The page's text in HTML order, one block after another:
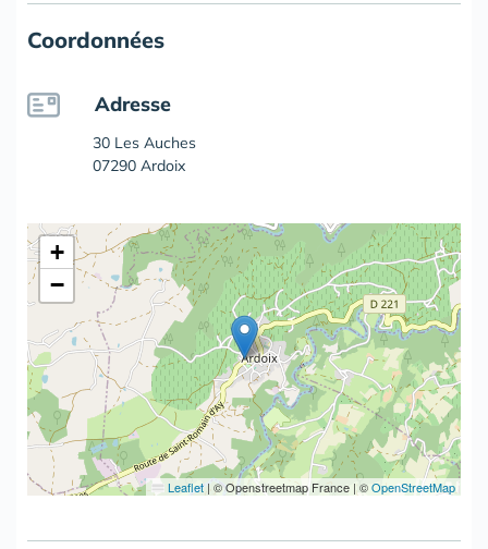
Coordonnées
Adresse
30 Les Auches
07290 Ardoix
+
−
Leaflet |© Openstreetmap France | ©OpenStreetMap